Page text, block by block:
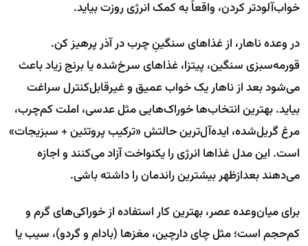
خواب‌آلودتر کردن، واقعاً به کمک انرژی روزت بیاید.
در وعده ناهار، از غذاهای سنگینِ چرب در آذر پرهیز کن.
قورمه‌سبزی سنگین، پیتزا، غذاهای سرخ‌شده یا برنج زیاد باعث
می‌شود بعد از ناهار یک خواب عمیق و غیرقابل‌کنترل سراغت
بیاید. بهترین انتخاب‌ها خوراک‌هایی مثل عدسی، املت کم‌چرب،
مرغ گریل‌شده، ایده‌آل‌ترین حالتش «ترکیب پروتئین + سبزیجات»
است. این مدل غذاها انرژی را یکنواخت آزاد می‌کنند و اجازه
می‌دهند بعدازظهر بیشترین راندمان را داشته باشی.
برای میان‌وعده عصر، بهترین کار استفاده از خوراکی‌های گرم و
کم‌حجم است؛ مثل چای دارچین، مغزها (بادام و گردو)، سیب یا